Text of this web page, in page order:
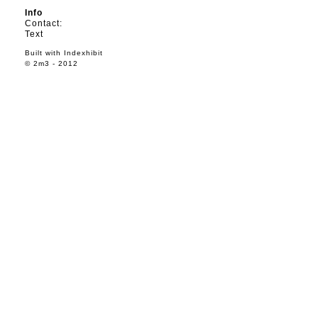
Info
Contact:
Text
Built with Indexhibit
© 2m3 - 2012